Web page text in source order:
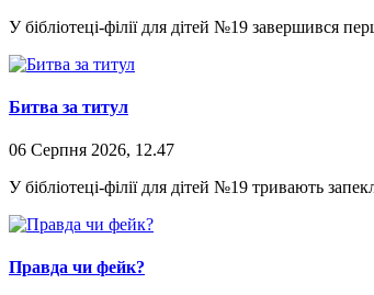
У бібліотеці-філії для дітей №19 завершився
Битва за титул
06 Серпня 2026, 12.47
У бібліотеці-філії для дітей №19 тривають
Правда чи фейк?